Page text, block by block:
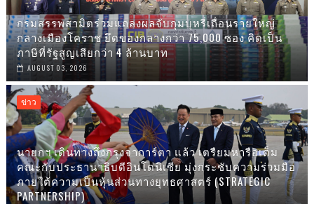
กรมสรรพสามิตร่วมแถลงผลจับกุมบุหรี่เถื่อนรายใหญ่
กลางเมืองโคราช ยึดของกลางกว่า 75,000 ซอง คิดเป็น
ภาษีที่รัฐสูญเสียกว่า 4 ล้านบาท
AUGUST 03, 2026
ข่าว
นายกฯ เดินทางถึงกรุงจาการ์ตา แล้ว เตรืยมหารือเต็ม
คณะกับประธานาธิบดีอินโดนิเซีย มุ่งกระชับความร่วมมือ
ภายใต้ความเป็นหุ้นส่วนทางยุทธศาสตร์ (STRATEGIC
PARTNERSHIP)